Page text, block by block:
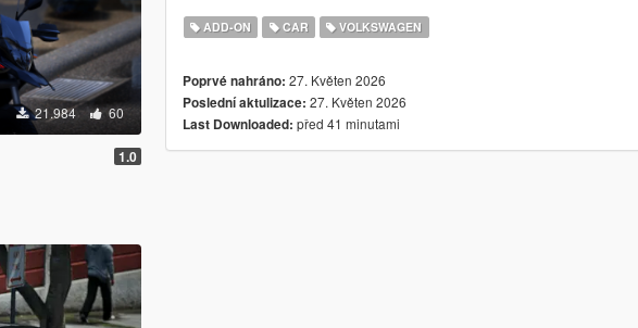
21.984 60
1.0
ADD-ON CAR VOLKSWAGEN
Poprvé nahráno: 27. Květen 2026
Poslední aktulizace: 27. Květen 2026
Last Downloaded: před 41 minutami